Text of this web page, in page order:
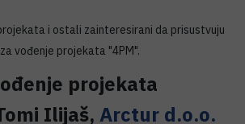
i ostali zainteresirani da prisustvuju
vođenje projekata "4PM".
projekata
Ilijaš, Arctur d.o.o.